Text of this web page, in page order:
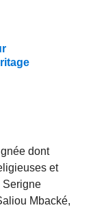
dont
et
Serigne
Mbacké,